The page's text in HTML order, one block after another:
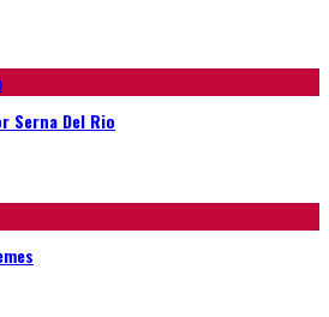
Serna Del Rio